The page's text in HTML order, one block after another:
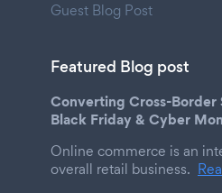
Guest Blog Post
Featured Blog post
Converting Cross-Border
Black Friday & Cyber
Online commerce is an
overall retail business.